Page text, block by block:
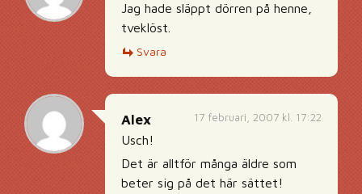
Jag hade släppt dörren på henne,
tveklöst.
Svara
17 februari, 2007 kl. 17:22
Alex
Usch!
Det är alltför många äldre som
beter sig på det här sättet!